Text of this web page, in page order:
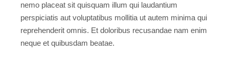
nemo placeat sit quisquam illum qui laudantium
perspiciatis aut voluptatibus mollitia ut autem minima qui
reprehenderit omnis. Et doloribus recusandae nam enim
neque et quibusdam beatae.